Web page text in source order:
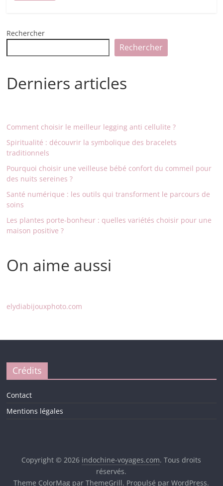
Rechercher
Rechercher
Derniers articles
Comment choisir le meilleur legging anti cellulite ?
Spiritualité : découvrir la symbolique des bracelets
traditionnels
Pourquoi choisir une veilleuse bébé confort du commeil pour
des nuits sereines ?
Santé numérique : les outils qui transforment le parcours de
soins
Les plantes porte-bonheur : quelles variétés choisir pour une
maison positive ?
On aime aussi
elydiabijouxphoto.com
Crédits
Contact
Mentions légales
Copyright © 2026 indochine-voyages.com. Tous droits
réservés.
Theme ColorMag par ThemeGrill. Propulsé parWordPress.